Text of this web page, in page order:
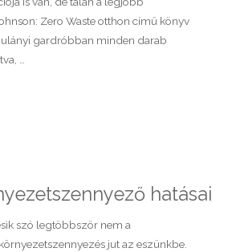
Zero Waste otthon című könyv
gardróbban minden darab
…
hatásai
szó legtöbbször nem a
jut az eszünkbe.